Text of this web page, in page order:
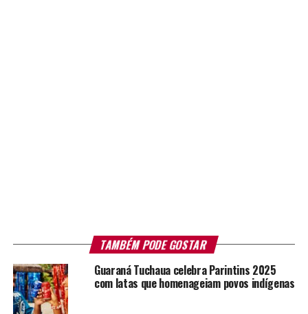
TAMBÉM PODE GOSTAR
Guaraná Tuchaua celebra Parintins 2025
com latas que homenageiam povos indígenas